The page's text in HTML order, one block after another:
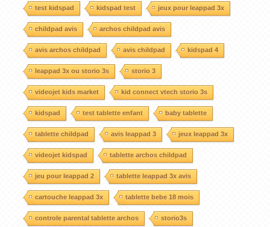
test kidspad kidspad test jeux pour leappad 3x
childpad avis archos childpad avis
avis archos childpad avis childpad kidspad 4
leappad 3x ou storio 3s storio 3
videojet kids market kid connect vtech storio 3s
kidspad test tablette enfant baby tablette
tablette childpad avis leappad 3 jeux leappad 3x
videojet kidspad tablette archos childpad
jeu pour leappad 2 tablette leappad 3x avis
cartouche leappad 3x tablette bebe 18 mois
controle parental tablette archos storio3s